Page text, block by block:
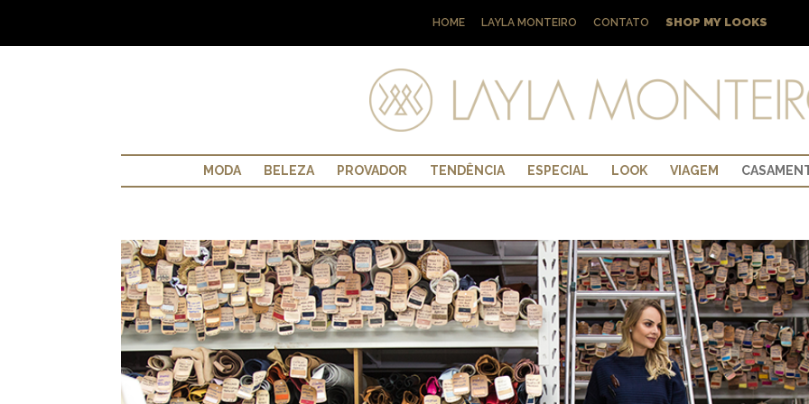
HOME LAYLA MONTEIRO CONTATO SHOP MY LOOKS
MODA BELEZA PROVADOR TENDÊNCIA ESPECIAL LOOK VIAGEM